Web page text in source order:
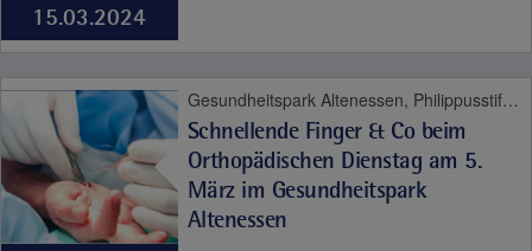
15.03.2024
Gesundheitspark Altenessen, Philippusstift, Bewegungsapparat
Schnellende Finger & Co beim
Orthopädischen Dienstag am 5.
März im Gesundheitspark
Altenessen